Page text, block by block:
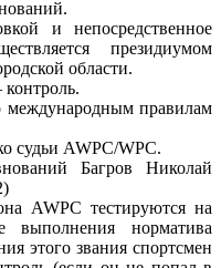
и непосредственное
президиумом
области.
правилам
судьи AWPC/WPC.
Багров Николай
тестируются на
выполнения норматива
этого звания спортсмен